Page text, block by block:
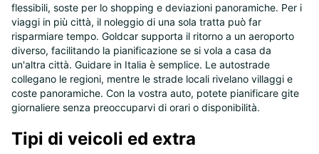
flessibili, soste per lo shopping e deviazioni panoramiche. Per i
viaggi in più città, il noleggio di una sola tratta può far
risparmiare tempo. Goldcar supporta il ritorno a un aeroporto
diverso, facilitando la pianificazione se si vola a casa da
un'altra città. Guidare in Italia è semplice. Le autostrade
collegano le regioni, mentre le strade locali rivelano villaggi e
coste panoramiche. Con la vostra auto, potete pianificare gite
giornaliere senza preoccuparvi di orari o disponibilità.
Tipi di veicoli ed extra